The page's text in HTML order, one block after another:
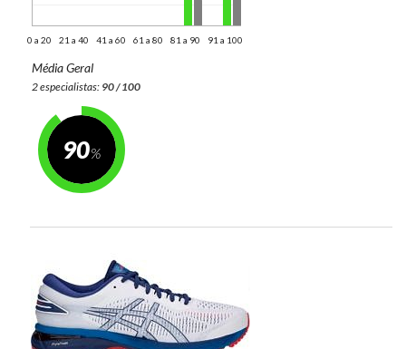
0 a 20 21 a 40 41 a 60 61 a 80 81 a 90 91 a 100
Média Geral
2 especialistas: 90 / 100
90